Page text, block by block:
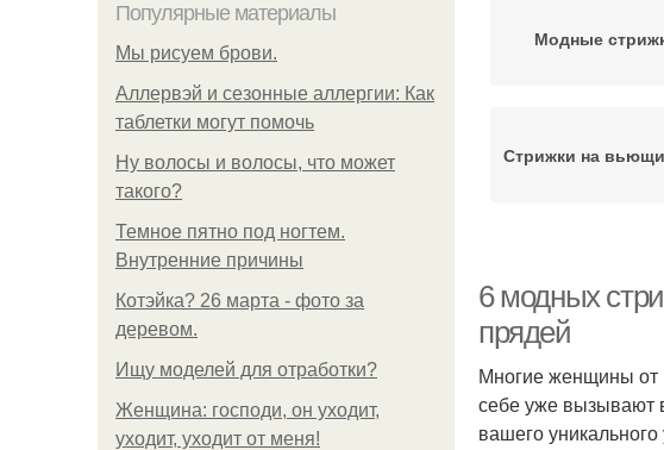
Популярные материалы
Мы рисуем брови.
Аллервэй и сезонные аллергии: Как
таблетки могут помочь
Ну волосы и волосы, что может
такого?
Темное пятно под ногтем.
Внутренние причины
Котэйка? 26 марта - фото за
деревом.
Ищу моделей для отработки?
Женщина: господи, он уходит,
уходит, уходит от меня!
Модные
Стрижки на
стрижки
Стрижки с
6 модных
прядей
Многие женщины от
себе уже вызывают
вашего